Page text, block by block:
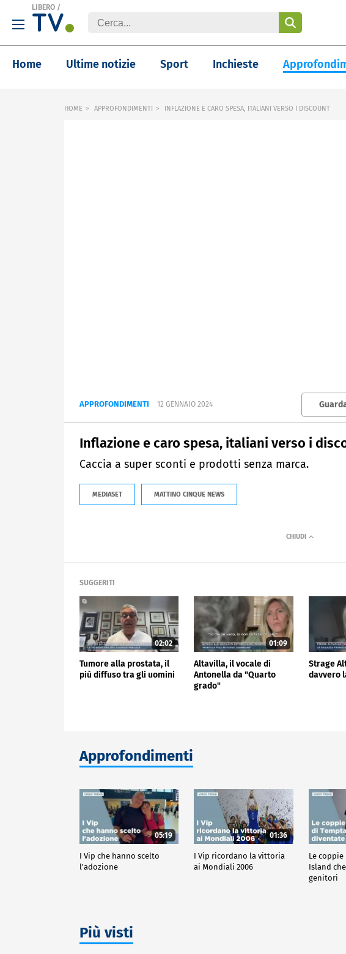
LIBERO /
Home Ultime notizie Sport Inchieste
HOME APPROFONDIMENTI INFLAZIONE E CARO SPESA, ITALIANI VERSO I DISCOUNT
APPROFONDIMENTI 12 GENNAIO 2024
Inflazione e caro spesa, italiani verso i
Caccia a super sconti e prodotti senza marca.
MEDIASET MATTINO CINQUE NEWS
SUGGERITI
02:02
Tumore alla prostata, il
più diffuso tra gli uomini
01:09
Altavilla, il vocale di
Antonella da "Quarto
grado"
Strage
davvero
Approfondimenti
05:19
I Vip che hanno scelto
l'adozione
01:36
I Vip ricordano la vittoria
ai Mondiali 2006
Le
Island
genitori
Più visti